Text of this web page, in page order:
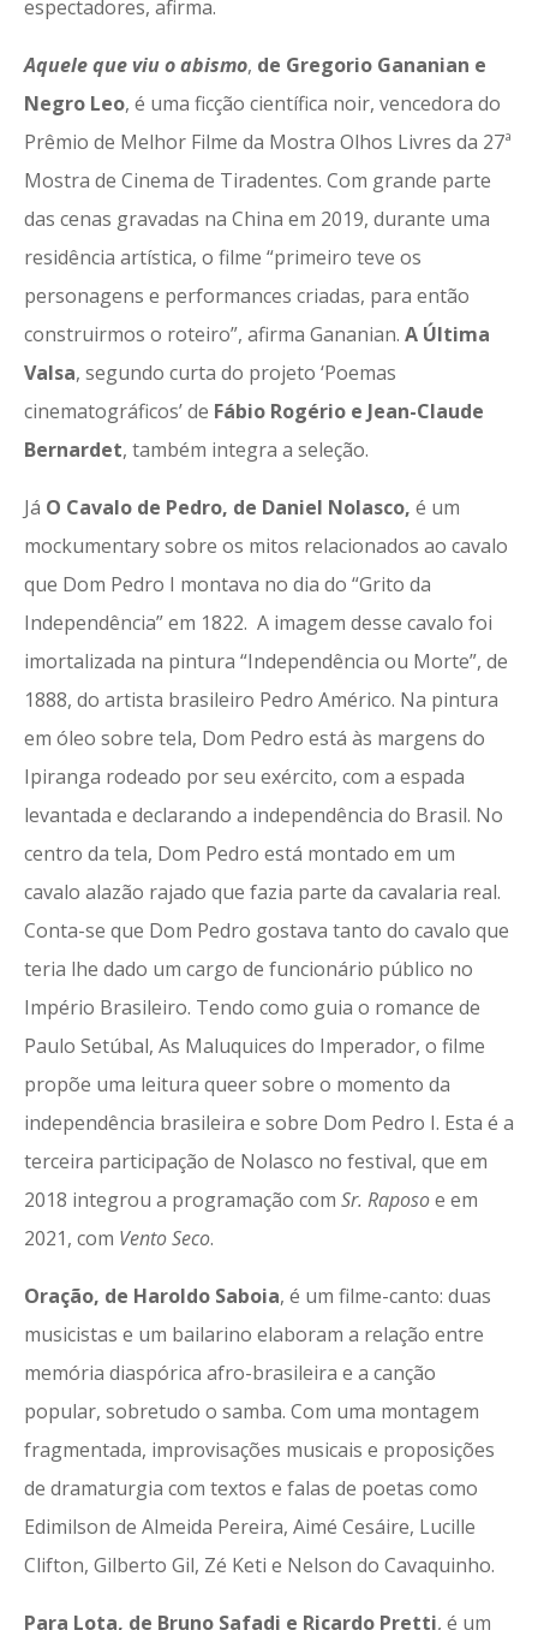
espectadores, afirma.
Aquele que viu o abismo, de Gregorio Gananian e
Negro Leo, é uma ficção científica noir, vencedora do
Prêmio de Melhor Filme da Mostra Olhos Livres da 27ª
Mostra de Cinema de Tiradentes. Com grande parte
das cenas gravadas na China em 2019, durante uma
residência artística, o filme “primeiro teve os
personagens e performances criadas, para então
construirmos o roteiro”, afirma Gananian. A Última
Valsa, segundo curta do projeto ‘Poemas
cinematográficos’ de Fábio Rogério e Jean-Claude
Bernardet, também integra a seleção.
Já O Cavalo de Pedro, de Daniel Nolasco, é um
mockumentary sobre os mitos relacionados ao cavalo
que Dom Pedro I montava no dia do “Grito da
Independência” em 1822. A imagem desse cavalo foi
imortalizada na pintura “Independência ou Morte”, de
1888, do artista brasileiro Pedro Américo. Na pintura
em óleo sobre tela, Dom Pedro está às margens do
Ipiranga rodeado por seu exército, com a espada
levantada e declarando a independência do Brasil. No
centro da tela, Dom Pedro está montado em um
cavalo alazão rajado que fazia parte da cavalaria real.
Conta-se que Dom Pedro gostava tanto do cavalo que
teria lhe dado um cargo de funcionário público no
Império Brasileiro. Tendo como guia o romance de
Paulo Setúbal, As Maluquices do Imperador, o filme
propõe uma leitura queer sobre o momento da
independência brasileira e sobre Dom Pedro I. Esta é a
terceira participação de Nolasco no festival, que em
2018 integrou a programação com Sr. Raposoe em
2021, com Vento Seco.
Oração, de Haroldo Saboia, é um filme-canto: duas
musicistas e um bailarino elaboram a relação entre
memória diaspórica afro-brasileira e a canção
popular, sobretudo o samba. Com uma montagem
fragmentada, improvisações musicais e proposições
de dramaturgia com textos e falas de poetas como
Edimilson de Almeida Pereira, Aimé Cesáire, Lucille
Clifton, Gilberto Gil, Zé Keti e Nelson do Cavaquinho.
Para Lota, de Bruno Safadi e Ricardo Pretti, é um